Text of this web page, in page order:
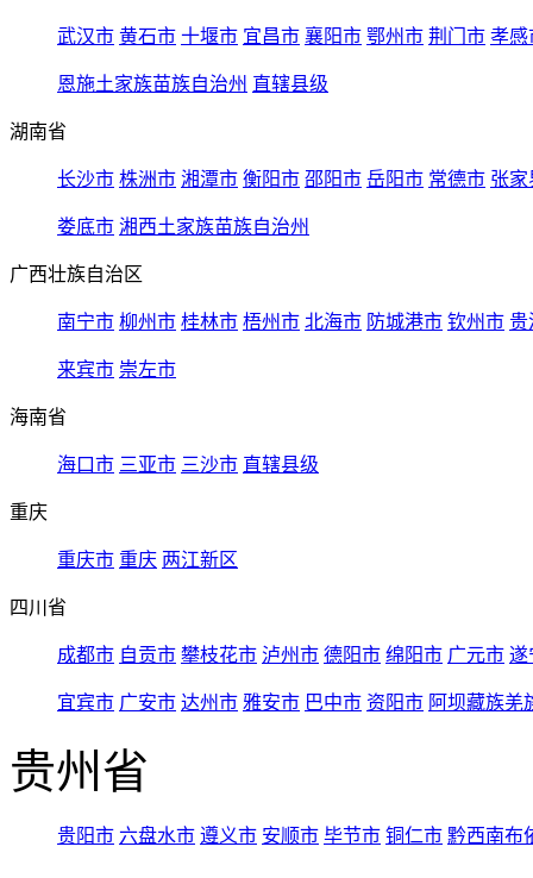
武汉市 黄石市 十堰市 宜昌市 襄阳市 鄂州市 荆门市 孝感
恩施土家族苗族自治州 直辖县级
湖南省
长沙市 株洲市 湘潭市 衡阳市 邵阳市 岳阳市 常德市 张家
娄底市 湘西土家族苗族自治州
广西壮族自治区
南宁市 柳州市 桂林市 梧州市 北海市 防城港市 钦州市 贵
来宾市 崇左市
海南省
海口市 三亚市 三沙市 直辖县级
重庆
重庆市 重庆 两江新区
四川省
成都市 自贡市 攀枝花市 泸州市 德阳市 绵阳市 广元市 遂
宜宾市 广安市 达州市 雅安市 巴中市 资阳市 阿坝藏族羌
贵州省
贵阳市 六盘水市 遵义市 安顺市 毕节市 铜仁市 黔西南布